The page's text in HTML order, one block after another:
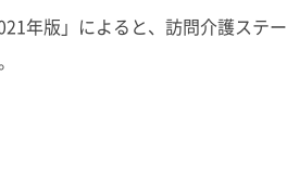
年版」によると、訪問介護ステ